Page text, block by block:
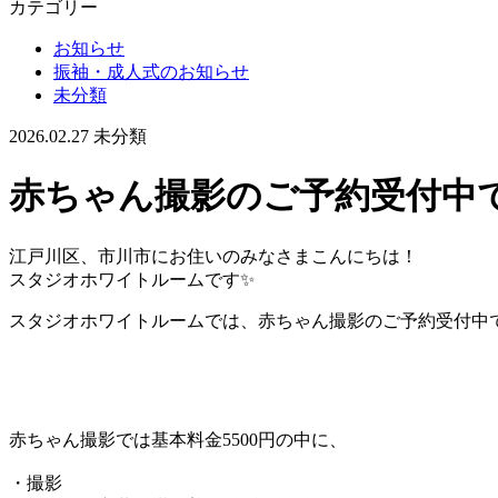
カテゴリー
お知らせ
振袖・成人式のお知らせ
未分類
2026.02.27 未分類
赤ちゃん撮影のご予約受付中
江戸川区、市川市にお住いのみなさまこんにちは！
スタジオホワイトルームです✨
スタジオホワイトルームでは、赤ちゃん撮影のご予約受付中
赤ちゃん撮影では基本料金5500円の中に、
・撮影